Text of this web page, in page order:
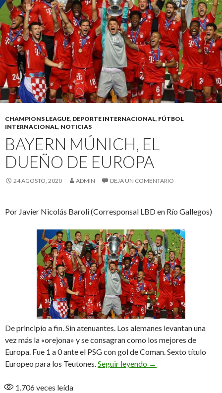
CHAMPIONS LEAGUE, DEPORTE INTERNACIONAL, FÚTBOL
INTERNACIONAL, NOTICIAS
BAYERN MÚNICH, EL
DUEÑO DE EUROPA
24 AGOSTO, 2020 ADMIN DEJA UN COMENTARIO
Por Javier Nicolás Baroli (Corresponsal LBD en Río Gallegos)
De principio a fin. Sin atenuantes. Los alemanes levantan una
vez más la «orejona» y se consagran como los mejores de
Europa. Fue 1 a 0 ante el PSG con gol de Coman. Sexto título
Europeo para los Teutones.Seguir leyendo Bayern Múnich, el
→
1.706veces leída